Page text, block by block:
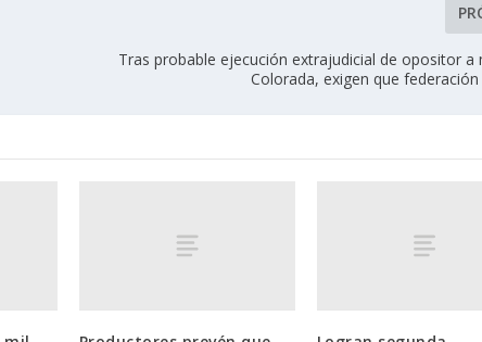
Tras probable ejecución extrajudicial de opositor a
Colorada, exigen que